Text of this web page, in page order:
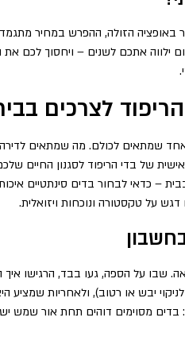
באופציה הזולה, ההפרש במחיר
ילווה אתכם לשנים – ויחסוך
לצרכים
שמתאים לכולם. מה שמתאים
של בדי הריפוד לסגנון החיים
– כדאי לבחור בדים סינתטיים
על טקסטורה ונוכחות ויזואלית.
שבו על הספה, געו בבד, הרגישו
יבש או רטוב), ולאחריות שמציע
מסוימים דוהים תחת אור שמש ישיר,